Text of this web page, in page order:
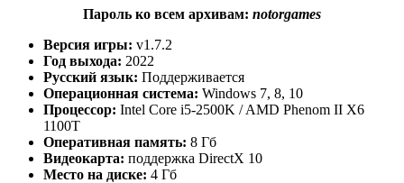
Пароль ко всем архивам: notorgames
Версия игры: v1.7.2
Год выхода: 2022
Русский язык: Поддерживается
Операционная система: Windows 7, 8, 10
Процессор: Intel Core i5-2500K / AMD Phenom II X6
1100T
Оперативная память: 8 Гб
Видеокарта: поддержка DirectX 10
Место на диске: 4 Гб